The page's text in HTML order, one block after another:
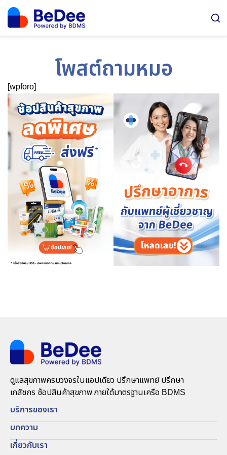
โพสต์ถามหมอ
[wpforo]
ดูแลสุขภาพครบวงจรในแอปเดียว ปรึกษาแพทย์ ปรึกษา
เภสัชกร ช้อปสินค้าสุขภาพ ภายใต้มาตรฐานเครือ BDMS
บริการของเรา
บทความ
เกี่ยวกับเรา